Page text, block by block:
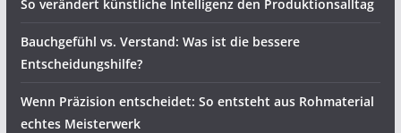
So verändert künstliche Intelligenz den Produktionsalltag
Bauchgefühl vs. Verstand: Was ist die bessere
Entscheidungshilfe?
Wenn Präzision entscheidet: So entsteht aus Rohmaterial
echtes Meisterwerk